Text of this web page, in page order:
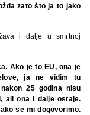
zato što ja to jako
i dalje u smrtnoj
Ako je to EU, ona je
ja ne vidim tu
25 godina nisu
ali ona i dalje ostaje.
se mi dogovorimo.